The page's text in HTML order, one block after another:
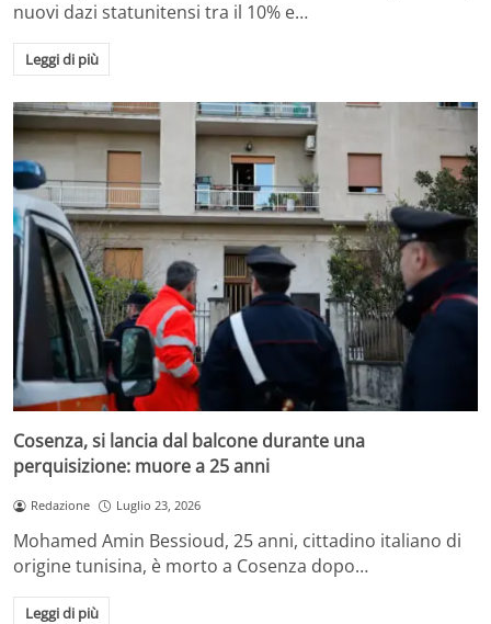
nuovi dazi statunitensi tra il 10% e…
Leggi di più
Cosenza, si lancia dal balcone durante una
perquisizione: muore a 25 anni
Redazione Luglio 23, 2026
Mohamed Amin Bessioud, 25 anni, cittadino italiano di
origine tunisina, è morto a Cosenza dopo…
Leggi di più